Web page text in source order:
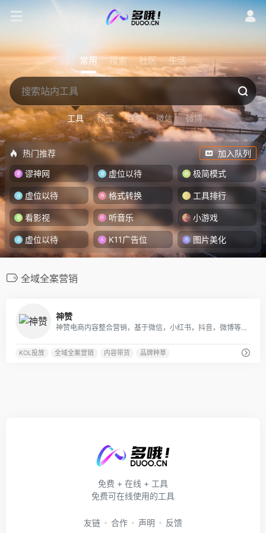
常用 搜索 社区 生活
工具 标签 百度 微信 微博
热门推荐
加入队列
谬神网
虚位以待 极简模式
虚位以待 格式转换 工具排行
看影视 听音乐 小游戏
虚位以待 K11广告位 图片美化
全域全案营销
神赞
神赞电商内容整合营销，基于微信，小红书，抖音，微博等为品牌提供全域种草推广，电商转化全链路营销服务，包括品牌传播，KOL投放，品牌种草，内容带货，店铺引流，广告投放等，同时也为内容创业者流量变现赋能。
KOL投放 全域全案营销 内容带货 品牌种草
免费 + 在线 + 工具
免费可在线使用的工具
友链 合作 声明 反馈